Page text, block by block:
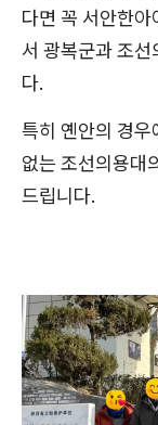
다면 꼭 서안한
서 광복군과 조
다.
특히 옌안의 경
없는 조선의용대
드립니다.